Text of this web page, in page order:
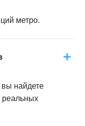
метро.
вы найдете
реальных